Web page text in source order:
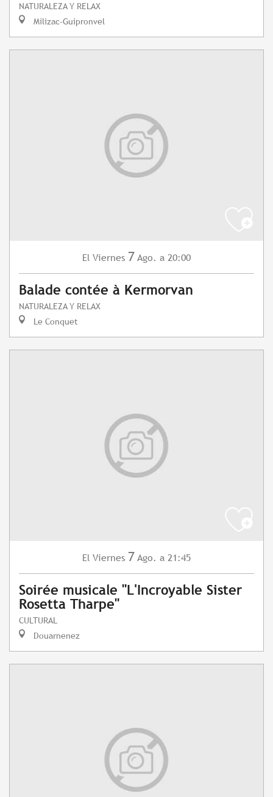
NATURALEZA Y RELAX
Milizac-Guipronvel
El Viernes 7 Ago. a 20:00
Balade contée à Kermorvan
NATURALEZA Y RELAX
Le Conquet
El Viernes 7 Ago. a 21:45
Soirée musicale "L'Incroyable Sister
Rosetta Tharpe"
CULTURAL
Douarnenez